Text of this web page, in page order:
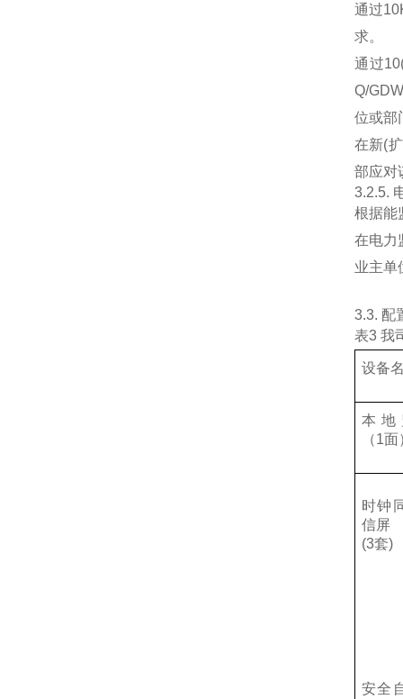
通过
求。
通过
Q/
位或部
在新(
部应对
3.2.5.
根据能
在电力
业主单
3.3. 配
表3 我
设备
本地
（1
时钟
信屏
(3套)
安全